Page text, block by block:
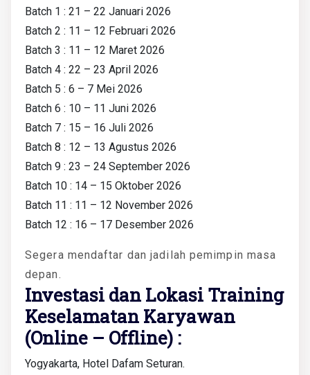
Batch 1 : 21 – 22 Januari 2026
Batch 2 : 11 – 12 Februari 2026
Batch 3 : 11 – 12 Maret 2026
Batch 4 : 22 – 23 April 2026
Batch 5 : 6 – 7 Mei 2026
Batch 6 : 10 – 11 Juni 2026
Batch 7 : 15 – 16 Juli 2026
Batch 8 : 12 – 13 Agustus 2026
Batch 9 : 23 – 24 September 2026
Batch 10 : 14 – 15 Oktober 2026
Batch 11 : 11 – 12 November 2026
Batch 12 : 16 – 17 Desember 2026
Segera mendaftar dan jadilah pemimpin masa
depan.
Investasi dan Lokasi Training
Keselamatan Karyawan
(Online – Offline) :
Yogyakarta, Hotel Dafam Seturan.